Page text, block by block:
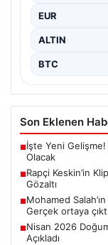
EUR
ALTIN
BTC
Son Eklenen
■İşte Yeni Gelişme!
Olacak
■Rapçi Keskin’in
Gözaltı
■Mohamed
Gerçek ortaya çıktı
■Nisan 2026
Açıkladı